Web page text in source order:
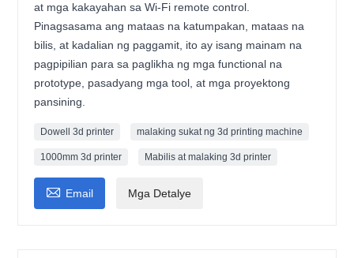
at mga kakayahan sa Wi-Fi remote control.
Pinagsasama ang mataas na katumpakan, mataas na
bilis, at kadalian ng paggamit, ito ay isang mainam na
pagpipilian para sa paglikha ng mga functional na
prototype, pasadyang mga tool, at mga proyektong
pansining.
Dowell 3d printer malaking sukat ng 3d printing machine
1000mm 3d printer Mabilis at malaking 3d printer
 Email Mga Detalye